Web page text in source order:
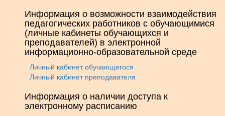
Информация о возможности взаимодействия
педагогических работников с обучающимися
(личные кабинеты обучающихся и
преподавателей) в электронной
информационно-образовательной среде
Личный кабинет обучающегося
Личный кабинет преподавателя
Информация о наличии доступа к
электронному расписанию